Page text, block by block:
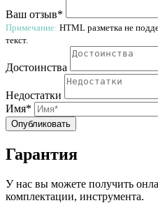
Ваш отзыв*
Примечание: HTML разметка не
текст.
Достоинства
Недостатки
Имя*
Опубликовать
Гарантия
У нас вы можете получить
комплектации, инструмента.